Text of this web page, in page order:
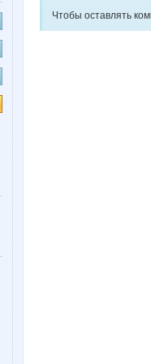
Чтобы оставлять